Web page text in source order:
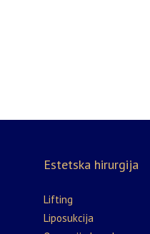
Estetska hirurgija
Lifting
Liposukcija